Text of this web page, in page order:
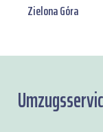
Zielona Góra